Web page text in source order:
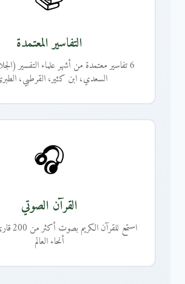
التفاسير المعتمدة
6 تفاسير معتمدة من أشهر علماء التفسير
السعدي، ابن كثير، القرطبي،
🎧
القرآن الصوتي
استمع
أنحاء العالم